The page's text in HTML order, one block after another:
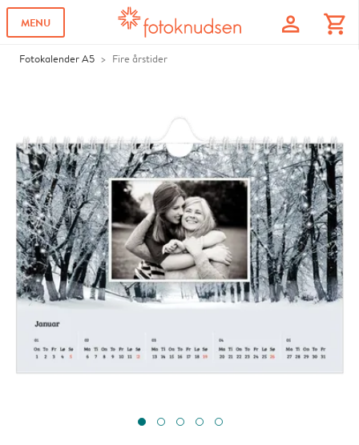
MENU profile shopping_cart
Fotokalender A5 Fire årstider